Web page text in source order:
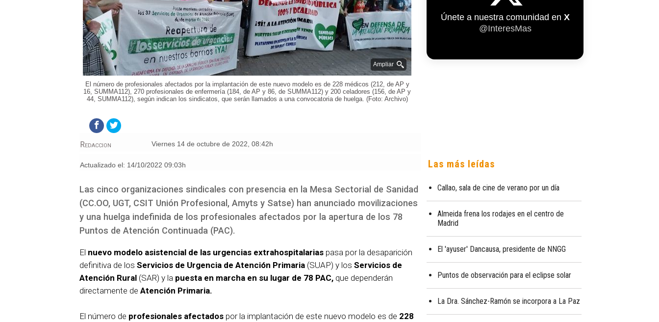
Ampliar
El número de profesionales afectados por la implantación de este nuevo modelo es de 228 médicos (212, de AP y
16, SUMMA112), 270 profesionales de enfermería (184, de AP y 86, de SUMMA112) y 200 celadores (156, de AP y
44, SUMMA112), según indican los sindicatos, que serán llamados a una convocatoria de huelga. (Foto: Archivo)
viernes 14 de octubre de 2022, 08:42h
Redaccion
Actualizado el: 14/10/2022 09:03h
Las cinco organizaciones sindicales con presencia en la Mesa Sectorial de Sanidad
(CC.OO, UGT, CSIT Unión Profesional, Amyts y Satse) han anunciado movilizaciones
y una huelga indefinida de los profesionales afectados por la apertura de los 78
Puntos de Atención Continuada (PAC).
El nuevo modelo asistencial de las urgencias extrahospitalarias pasa por la desaparición
definitiva de los Servicios de Urgencia de Atención Primaria (SUAP) y los Servicios de
Atención Rural (SAR) y la puesta en marcha en su lugar de 78 PAC, que dependerán
directamente de Atención Primaria.
El número de profesionales afectados por la implantación de este nuevo modelo es de 228
Únete a nuestra comunidad en X
@InteresMas
Las más leídas
Callao, sala de cine de verano por un día
Almeida frena los rodajes en el centro de
Madrid
El 'ayuser' Dancausa, presidente de NNGG
Puntos de observación para el eclipse solar
La Dra. Sánchez-Ramón se incorpora a La Paz